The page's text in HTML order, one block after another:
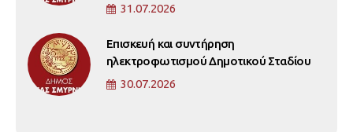
31.07.2026
Επισκευή και συντήρηση
ηλεκτροφωτισμού Δημοτικού Σταδίου
30.07.2026